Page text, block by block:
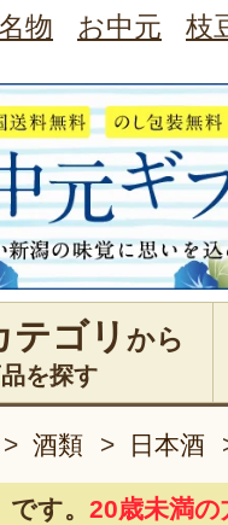
物 お中元 枝
テゴリ から
を探す
> 酒類 > 日本酒
です。 20歳未満